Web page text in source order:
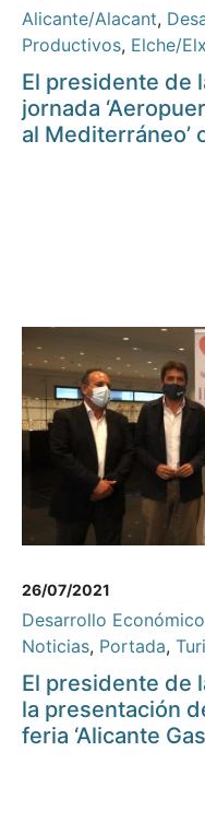
Alicante/Alacant,
Productivos, Elche/Elx
El presidente de
jornada
al Mediterráneo’
26/07/2021
Desarrollo
Noticias, Portada,
El presidente de
la presentación
feria ‘Alicante